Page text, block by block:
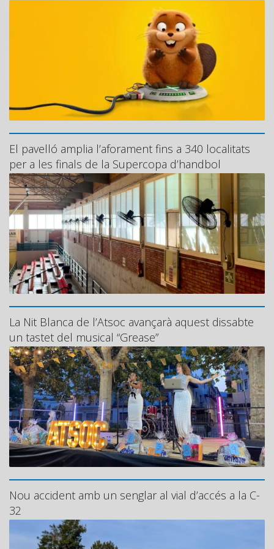
El pavelló amplia l’aforament fins a 340 localitats
per a les finals de la Supercopa d’handbol
La Nit Blanca de l’Atsoc avançarà aquest dissabte
un tastet del musical “Grease”
Nou accident amb un senglar al vial d’accés a la C-
32